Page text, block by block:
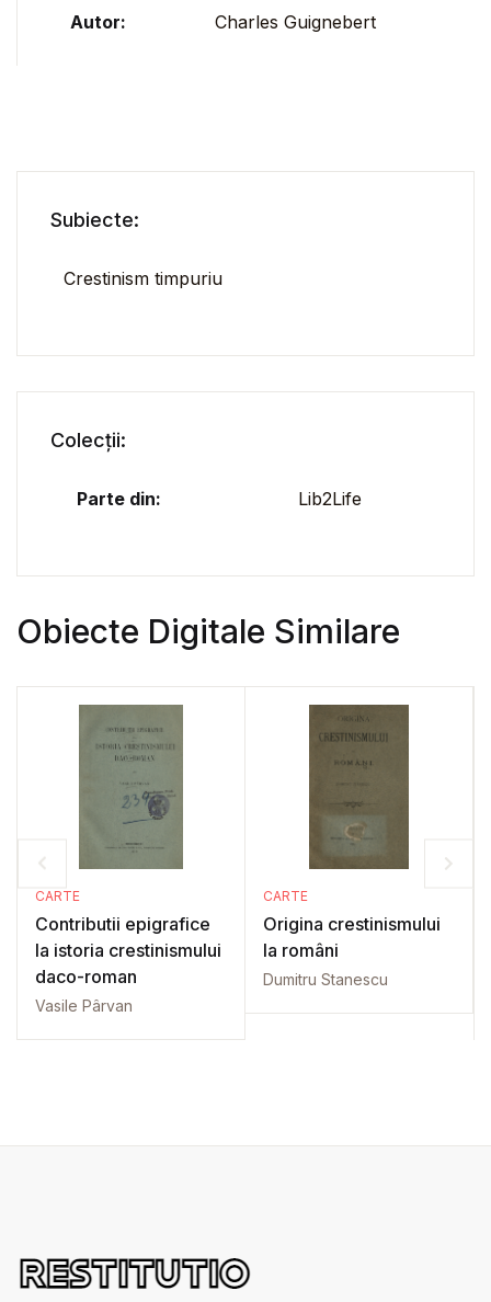
Autor: Charles Guignebert
Subiecte:
Crestinism timpuriu
Colecții:
Parte din: Lib2Life
Obiecte Digitale Similare
CARTE
Contributii epigrafice
la istoria crestinismului
daco-roman
Vasile Pârvan
CARTE
Origina crestinismului
la români
Dumitru Stanescu